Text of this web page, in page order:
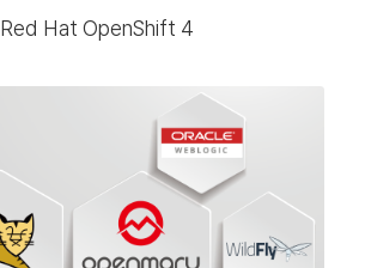
Red Hat OpenShift 4